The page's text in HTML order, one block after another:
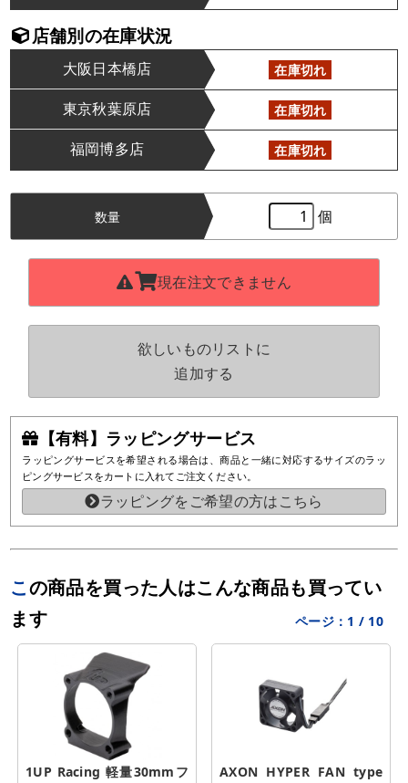
店舗別の在庫状況
大阪日本橋店 在庫切れ
東京秋葉原店 在庫切れ
福岡博多店 在庫切れ
【有料】ラッピングサービス
ラッピングサービスを希望される場合は、商品と一緒に対応するサイズのラッ
ピングサービスをカートに入れてご注文ください。
ラッピングをご希望の方はこちら
数量 個
現在注文できません
欲しいものリストに
追加する
この商品を買った人はこんな商品も買ってい
ます
ページ： 1 / 10
1UP Racing 軽量30mmフ
AXON HYPER FAN type